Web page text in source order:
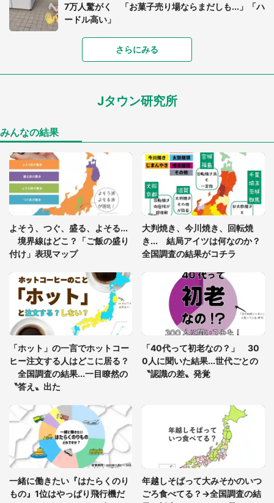
7万人驚がく 「お菓子売り場ならまだしも...」「ハ
ードル高い」
あまりにも四角すぎる猫、激写される 「これもう
家に〝デカい蛾〟が居座り続けて3日間...ビビり続
「○○がない街に住んでいます」住人の呟きに30万
人驚がく 何が存在しないか、あなたはわかる？
「閉所恐怖症の私は新幹線で大パニック。隣席の青
年に『手を繋いで』とお願いしたら...」 体験談に
8万人感動
知らぬおじいさんがわざわざ声をかけてきて（兵庫
県・30代女性）
「ゾワゾワする」「本当に気持ち悪い」 道端でバ
グっちゃってた〝野生の野菜〟に6.5万人戦慄
さらにみる
Jタウン研究所
みんなの結果
よそう、つぐ、盛る、よそる...
境界線はどこ？「ご飯の盛り
付け」表現マップ
大判焼き、今川焼き、回転焼
き... 結局アイツは何なのか？
全国調査の結果がコチラ
「ホット」の一言でホットコー
ヒー注文する人はどこに居る？
全国調査の結果...一目瞭然の
〝答え〟出た
「40代って初老なの？」 30
0人に聞いた結果...世代ごとの
〝認識の差〟発覚
一緒に働きたい『はたらくのり
もの』1位はやっぱり飛行機だ
年越しそばって大みそかのいつ
ごろ食べてる？→全国調査の結